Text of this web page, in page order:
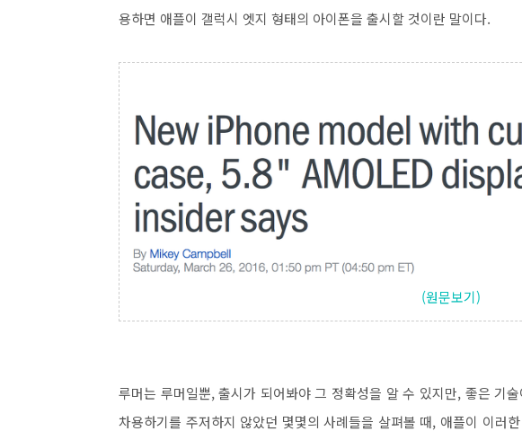
용하면 애플이 갤럭시 엣지 형태의 아이폰을 출시할 것이란 말이다.
(원문보기)
루머는 루머일뿐, 출시가 되어봐야 그 정확성을 알 수 있지만, 좋은 기
차용하기를 주저하지 않았던 몇몇의 사례들을 살펴볼 때, 애플이 이러